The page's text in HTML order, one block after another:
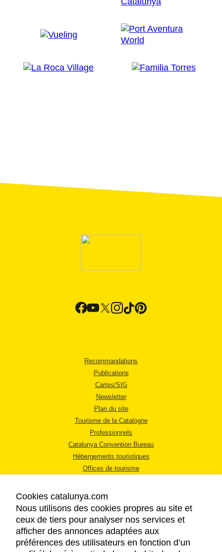
Recommandations
Publications
Cartes/SIG
Newsletter
Plan du site
Tourisme de la Catalogne
Professionnels
Catalunya Convention Bureau
Hébergements touristiques
Offices de tourisme
MENTIONS LÉGALES
RÈGLES DE CONFIDENTIALITÉ
Cookies catalunya.com
Nous utilisons des cookies propres au site et
ceux de tiers pour analyser nos services et
afficher des annonces adaptées aux
préférences des utilisateurs en fonction d’un